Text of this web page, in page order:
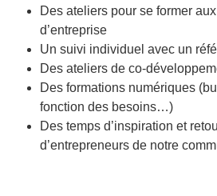
Des ateliers pour se former
d’entreprise
Un suivi individuel avec un
Des ateliers de co-
Des formations numériques
fonction des besoins…)
Des temps d’inspiration et
d’entrepreneurs de notre